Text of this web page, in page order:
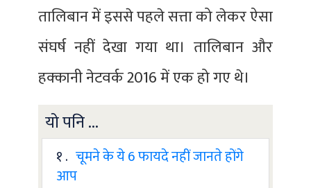
तालिबान में इससे पहले सत्ता को लेकर ऐसा
संघर्ष नहीं देखा गया था। तालिबान और
हक्कानी नेटवर्क 2016 में एक हो गए थे।
यो पनि ...
१ . चूमने के ये 6 फायदे नहीं जानते होंगे
आप